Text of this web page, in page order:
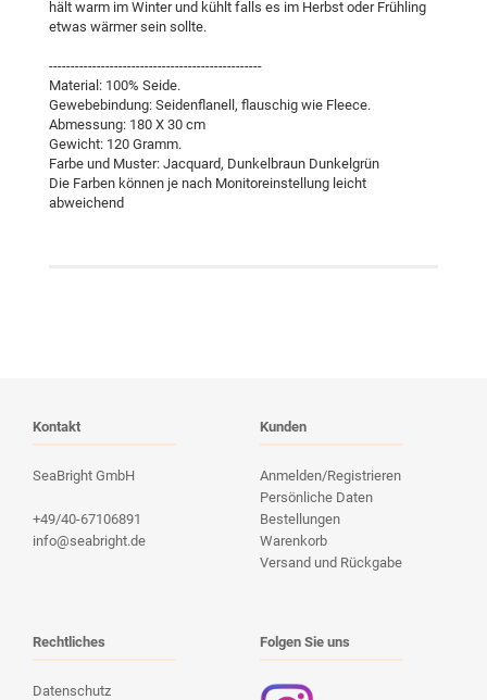
hält warm im Winter und kühlt falls es im Herbst oder Frühling
etwas wärmer sein sollte.
-------------------------------------------------
Material: 100% Seide.
Gewebebindung: Seidenflanell, flauschig wie Fleece.
Abmessung: 180 X 30 cm
Gewicht: 120 Gramm.
Farbe und Muster: Jacquard, Dunkelbraun Dunkelgrün
Die Farben können je nach Monitoreinstellung leicht
abweichend
Kontakt
SeaBright GmbH
+49/40-67106891
info@seabright.de
Kunden
Anmelden/Registrieren
Persönliche Daten
Bestellungen
Warenkorb
Versand und Rückgabe
Rechtliches
Datenschutz
Folgen Sie uns